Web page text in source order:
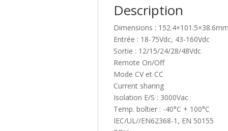
Description
Dimensions : 152.4×101.5×38.6mm
Entrée : 18-75Vdc, 43-160Vdc
Sortie : 12/15/24/28/48Vdc
Remote On/Off
Mode CV et CC
Current sharing
Isolation E/S : 3000Vac
Temp. boîtier : -40°C + 100°C
IEC/UL//EN62368-1, EN 50155